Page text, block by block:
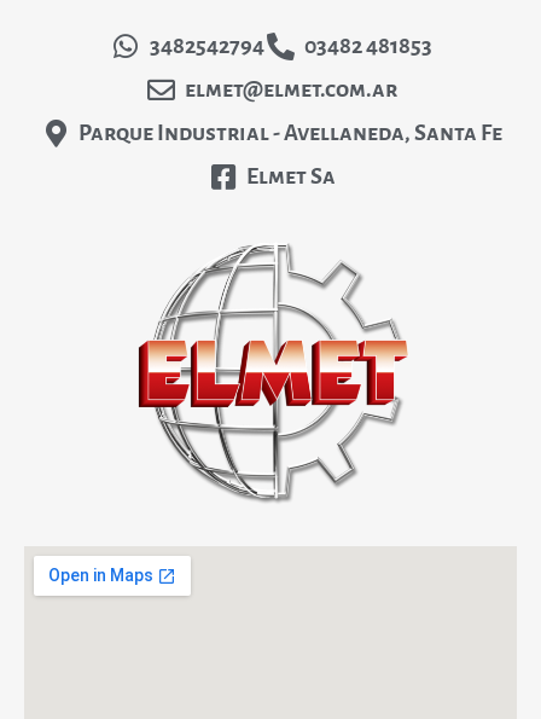
3482542794
03482 481853
elmet@elmet.com.ar
Parque Industrial - Avellaneda, Santa Fe
Elmet Sa